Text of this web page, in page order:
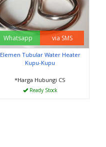
Whatsapp via SMS
Elemen Tubular Water Heater
Kupu-Kupu
*Harga Hubungi CS
Ready Stock